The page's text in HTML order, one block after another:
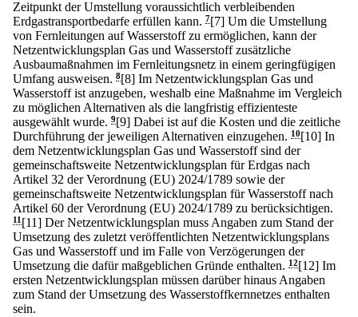
Zeitpunkt der Umstellung voraussichtlich verbleibenden
Erdgastransportbedarfe erfüllen kann. 7[7] Um die Umstellung
von Fernleitungen auf Wasserstoff zu ermöglichen, kann der
Netzentwicklungsplan Gas und Wasserstoff zusätzliche
Ausbaumaßnahmen im Fernleitungsnetz in einem geringfügigen
Umfang ausweisen. 8[8] Im Netzentwicklungsplan Gas und
Wasserstoff ist anzugeben, weshalb eine Maßnahme im Vergleich
zu möglichen Alternativen als die langfristig effizienteste
ausgewählt wurde. 9[9] Dabei ist auf die Kosten und die zeitliche
Durchführung der jeweiligen Alternativen einzugehen. 10[10] In
dem Netzentwicklungsplan Gas und Wasserstoff sind der
gemeinschaftsweite Netzentwicklungsplan für Erdgas nach
Artikel 32 der Verordnung (EU) 2024/1789 sowie der
gemeinschaftsweite Netzentwicklungsplan für Wasserstoff nach
Artikel 60 der Verordnung (EU) 2024/1789 zu berücksichtigen.
11[11] Der Netzentwicklungsplan muss Angaben zum Stand der
Umsetzung des zuletzt veröffentlichten Netzentwicklungsplans
Gas und Wasserstoff und im Falle von Verzögerungen der
Umsetzung die dafür maßgeblichen Gründe enthalten. 12[12] Im
ersten Netzentwicklungsplan müssen darüber hinaus Angaben
zum Stand der Umsetzung des Wasserstoffkernnetzes enthalten
sein.